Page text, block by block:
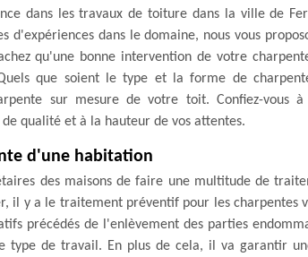
dans les travaux de toiture dans la ville de
d'expériences dans le domaine, nous vous
qu'une bonne intervention de votre
que soient le type et la forme de
sur mesure de votre toit. Confiez-vous
qualité et à la hauteur de vos attentes.
d'une habitation
des maisons de faire une multitude de
il y a le traitement préventif pour les charpentes
précédés de l'enlèvement des parties
type de travail. En plus de cela, il va garantir